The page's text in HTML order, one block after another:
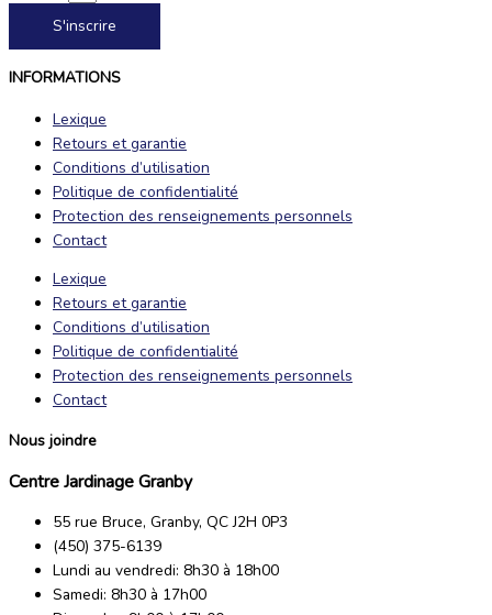
S'inscrire
INFORMATIONS
Lexique
Retours et garantie
Conditions d’utilisation
Politique de confidentialité
Protection des renseignements personnels
Contact
Lexique
Retours et garantie
Conditions d’utilisation
Politique de confidentialité
Protection des renseignements personnels
Contact
Nous joindre
Centre Jardinage Granby
55 rue Bruce, Granby, QC J2H 0P3
(450) 375-6139
Lundi au vendredi: 8h30 à 18h00
Samedi: 8h30 à 17h00